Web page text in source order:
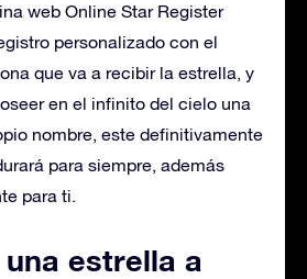
web Online Star Register
personalizado con el
que va a recibir la estrella, y
en el infinito del cielo una
nombre, este definitivamente
para siempre, además
para ti.
estrella a